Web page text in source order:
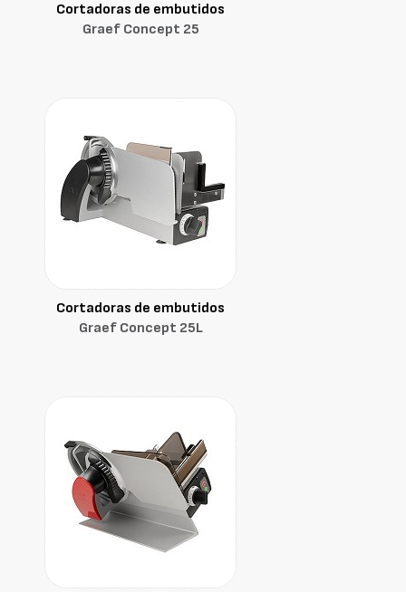
Cortadoras de embutidos
Graef Concept 25
Cortadoras de embutidos
Graef Concept 25L